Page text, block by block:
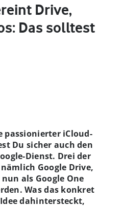
Drive,
Das solltest
passionierter iCloud-
Du sicher auch den
Dienst. Drei der
Google Drive,
als Google One
Was das konkret
dahintersteckt,